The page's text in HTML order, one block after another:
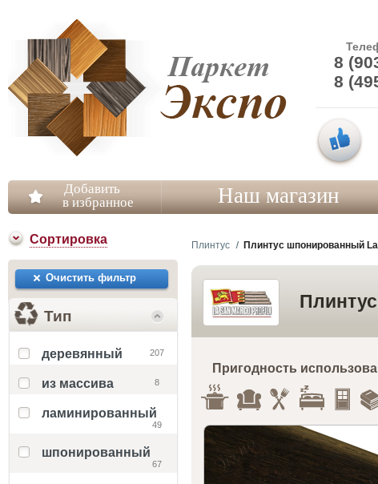
8
8
Добавить
в избранное
Наш магазин
Плинтус Плинтус шпонированный
Пригодность
Сортировка
Очистить фильтр
Тип
деревянный 207
из массива 8
ламинированный
49
шпонированный
67